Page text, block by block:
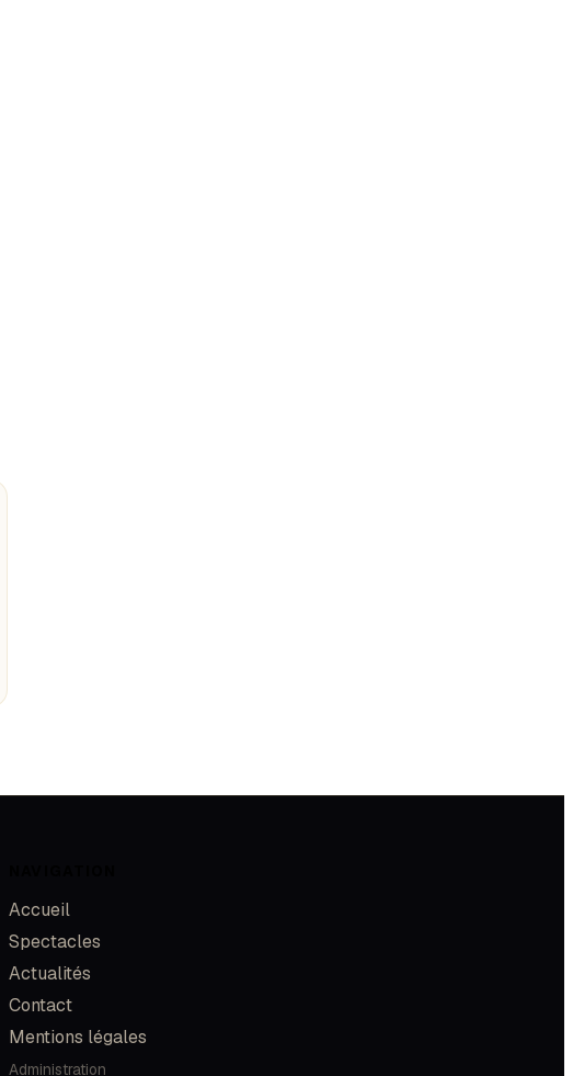
Accueil
Spectacles
Actualités
Contact
Mentions légales
Administration